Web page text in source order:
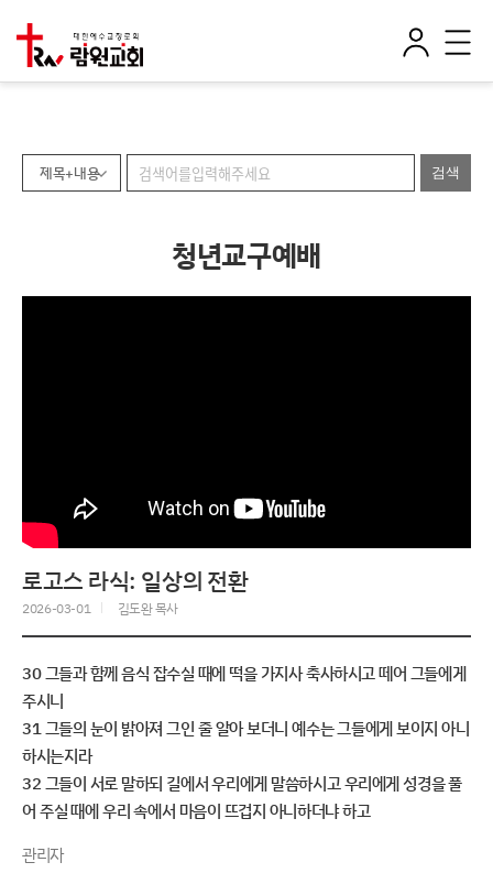
그
전
체
제목+내용
청년교구예배
로고스 라식: 일상의 전환
2026-03-01 김도완 목사
30 그들과 함께 음식 잡수실 때에 떡을 가지사 축사하시고 떼어 그들에게
주시니
31 그들의 눈이 밝아져 그인 줄 알아 보더니 예수는 그들에게 보이지 아니
하시는지라
32 그들이 서로 말하되 길에서 우리에게 말씀하시고 우리에게 성경을 풀
어 주실 때에 우리 속에서 마음이 뜨겁지 아니하더냐 하고
관리자